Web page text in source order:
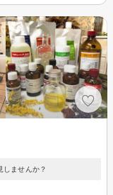
しませんか？